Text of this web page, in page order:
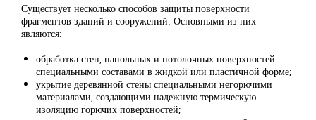
Существует несколько способов защиты поверхности
фрагментов зданий и сооружений. Основными из них
являются:
обработка стен, напольных и потолочных поверхностей
специальными составами в жидкой или пластичной форме;
укрытие деревянной стены специальными негорючими
материалами, создающими надежную термическую
изоляцию горючих поверхностей;